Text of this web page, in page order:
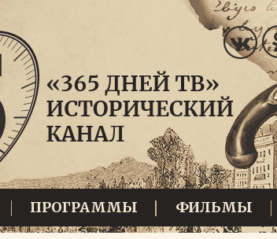
ПРОГРАММЫ ФИЛЬМЫ